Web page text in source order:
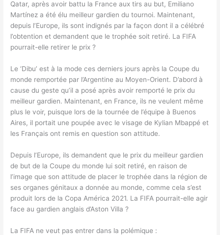
Qatar, après avoir battu la France aux tirs au but, Emiliano
Martínez a été élu meilleur gardien du tournoi. Maintenant,
depuis l’Europe, ils sont indignés par la façon dont il a célébré
l’obtention et demandent que le trophée soit retiré. La FIFA
pourrait-elle retirer le prix ?
Le ‘Dibu’ est à la mode ces derniers jours après la Coupe du
monde remportée par l’Argentine au Moyen-Orient. D’abord à
cause du geste qu’il a posé après avoir remporté le prix du
meilleur gardien. Maintenant, en France, ils ne veulent même
plus le voir, puisque lors de la tournée de l’équipe à Buenos
Aires, il portait une poupée avec le visage de Kylian Mbappé et
les Français ont remis en question son attitude.
Depuis l’Europe, ils demandent que le prix du meilleur gardien
de but de la Coupe du monde lui soit retiré, en raison de
l’image que son attitude de placer le trophée dans la région de
ses organes génitaux a donnée au monde, comme cela s’est
produit lors de la Copa América 2021. La FIFA pourrait-elle agir
face au gardien anglais d’Aston Villa ?
La FIFA ne veut pas entrer dans la polémique :